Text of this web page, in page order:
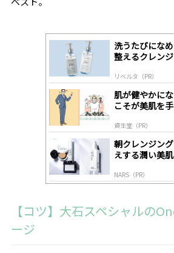
洗うたびにな
整えるクレン
リベルタ（PR）
肌が健やかに
こそが美肌を
資生堂（PR）
朝クレンジン
えする潤い美
NARS（PR）
【コツ】大石スペシャルの
ージ